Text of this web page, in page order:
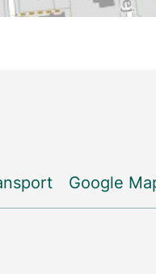
Google